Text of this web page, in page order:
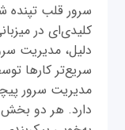
سرور قلب
کلیدی‌‌ای در
دلیل، مدیریت
سریع‌تر کارها
مدیریت سرور
دارد. هر دو بخش